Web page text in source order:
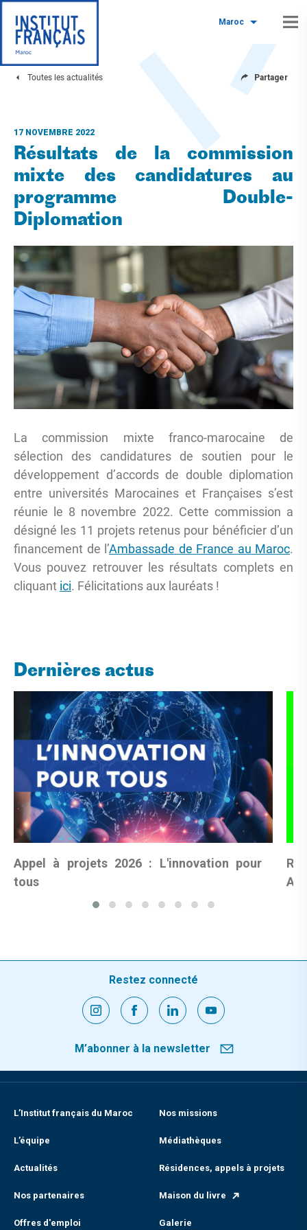
Maroc
Toutes les actualités Partager
17 NOVEMBRE 2022
Résultats de la commission
mixte des candidatures au
programme Double-
Diplomation
La commission mixte franco-marocaine de
sélection des candidatures de soutien pour le
développement d’accords de double diplomation
entre universités Marocaines et Françaises s’est
réunie le 8 novembre 2022. Cette commission a
désigné les 11 projets retenus pour bénéficier d’un
financement de l’Ambassade de France au Maroc.
Vous pouvez retrouver les résultats complets en
cliquant ici. Félicitations aux lauréats !
Dernières actus
Appel à projets 2026 : L'innovation pour
tous
Restez connecté
M’abonner à la newsletter
L’Institut français du Maroc Nos missions
L’équipe Médiathèques
Actualités Résidences, appels à projets
Nos partenaires Maison du livre
Offres d'emploi Galerie